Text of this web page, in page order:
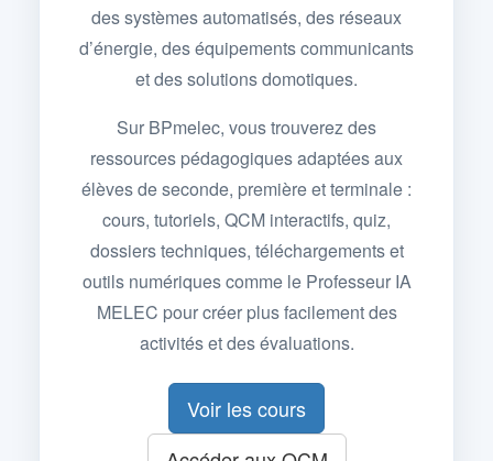
des systèmes automatisés, des réseaux
d’énergie, des équipements communicants
et des solutions domotiques.
Sur BPmelec, vous trouverez des
ressources pédagogiques adaptées aux
élèves de seconde, première et terminale :
cours, tutoriels, QCM interactifs, quiz,
dossiers techniques, téléchargements et
outils numériques comme le Professeur IA
MELEC pour créer plus facilement des
activités et des évaluations.
Voir les cours